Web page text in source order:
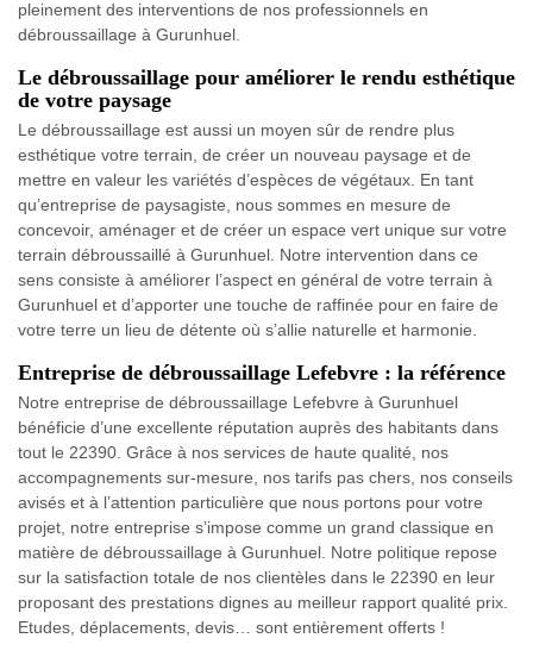
pleinement des interventions de nos professionnels en
débroussaillage à Gurunhuel.
Le débroussaillage pour améliorer le rendu esthétique
de votre paysage
Le débroussaillage est aussi un moyen sûr de rendre plus
esthétique votre terrain, de créer un nouveau paysage et de
mettre en valeur les variétés d’espèces de végétaux. En tant
qu’entreprise de paysagiste, nous sommes en mesure de
concevoir, aménager et de créer un espace vert unique sur votre
terrain débroussaillé à Gurunhuel. Notre intervention dans ce
sens consiste à améliorer l’aspect en général de votre terrain à
Gurunhuel et d’apporter une touche de raffinée pour en faire de
votre terre un lieu de détente où s’allie naturelle et harmonie.
Entreprise de débroussaillage Lefebvre : la référence
Notre entreprise de débroussaillage Lefebvre à Gurunhuel
bénéficie d’une excellente réputation auprès des habitants dans
tout le 22390. Grâce à nos services de haute qualité, nos
accompagnements sur-mesure, nos tarifs pas chers, nos conseils
avisés et à l’attention particulière que nous portons pour votre
projet, notre entreprise s’impose comme un grand classique en
matière de débroussaillage à Gurunhuel. Notre politique repose
sur la satisfaction totale de nos clientèles dans le 22390 en leur
proposant des prestations dignes au meilleur rapport qualité prix.
Etudes, déplacements, devis… sont entièrement offerts !